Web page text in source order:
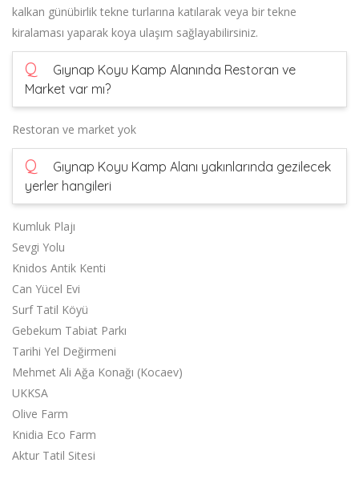
kalkan günübirlik tekne turlarına katılarak veya bir tekne
kiralaması yaparak koya ulaşım sağlayabilirsiniz.
Q
Gıynap Koyu Kamp Alanında Restoran ve
Market var mı?
Restoran ve market yok
Q
Gıynap Koyu Kamp Alanı yakınlarında gezilecek
yerler hangileri
Kumluk Plajı
Sevgi Yolu
Knidos Antik Kenti
Can Yücel Evi
Surf Tatil Köyü
Gebekum Tabiat Parkı
Tarihi Yel Değirmeni
Mehmet Ali Ağa Konağı (Kocaev)
UKKSA
Olive Farm
Knidia Eco Farm
Aktur Tatil Sitesi